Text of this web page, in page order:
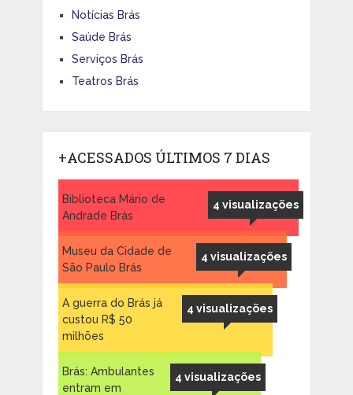
Notícias Brás
Saúde Brás
Serviços Brás
Teatros Brás
+ACESSADOS ÚLTIMOS 7 DIAS
4 visualizações
Biblioteca Mário de
Andrade Brás
4 visualizações
Museu da Cidade de
São Paulo Brás
4 visualizações
A guerra do Brás já
custou R$ 50
milhões
4 visualizações
Brás: Ambulantes
entram em